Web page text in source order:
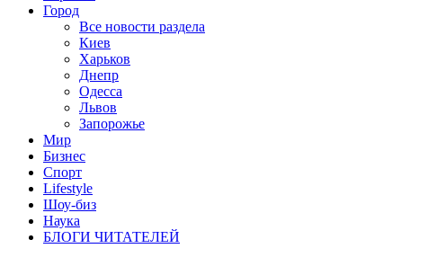
Город
Все новости раздела
Киев
Харьков
Днепр
Одесса
Львов
Запорожье
Мир
Бизнес
Спорт
Lifestyle
Шоу-биз
Наука
БЛОГИ ЧИТАТЕЛЕЙ